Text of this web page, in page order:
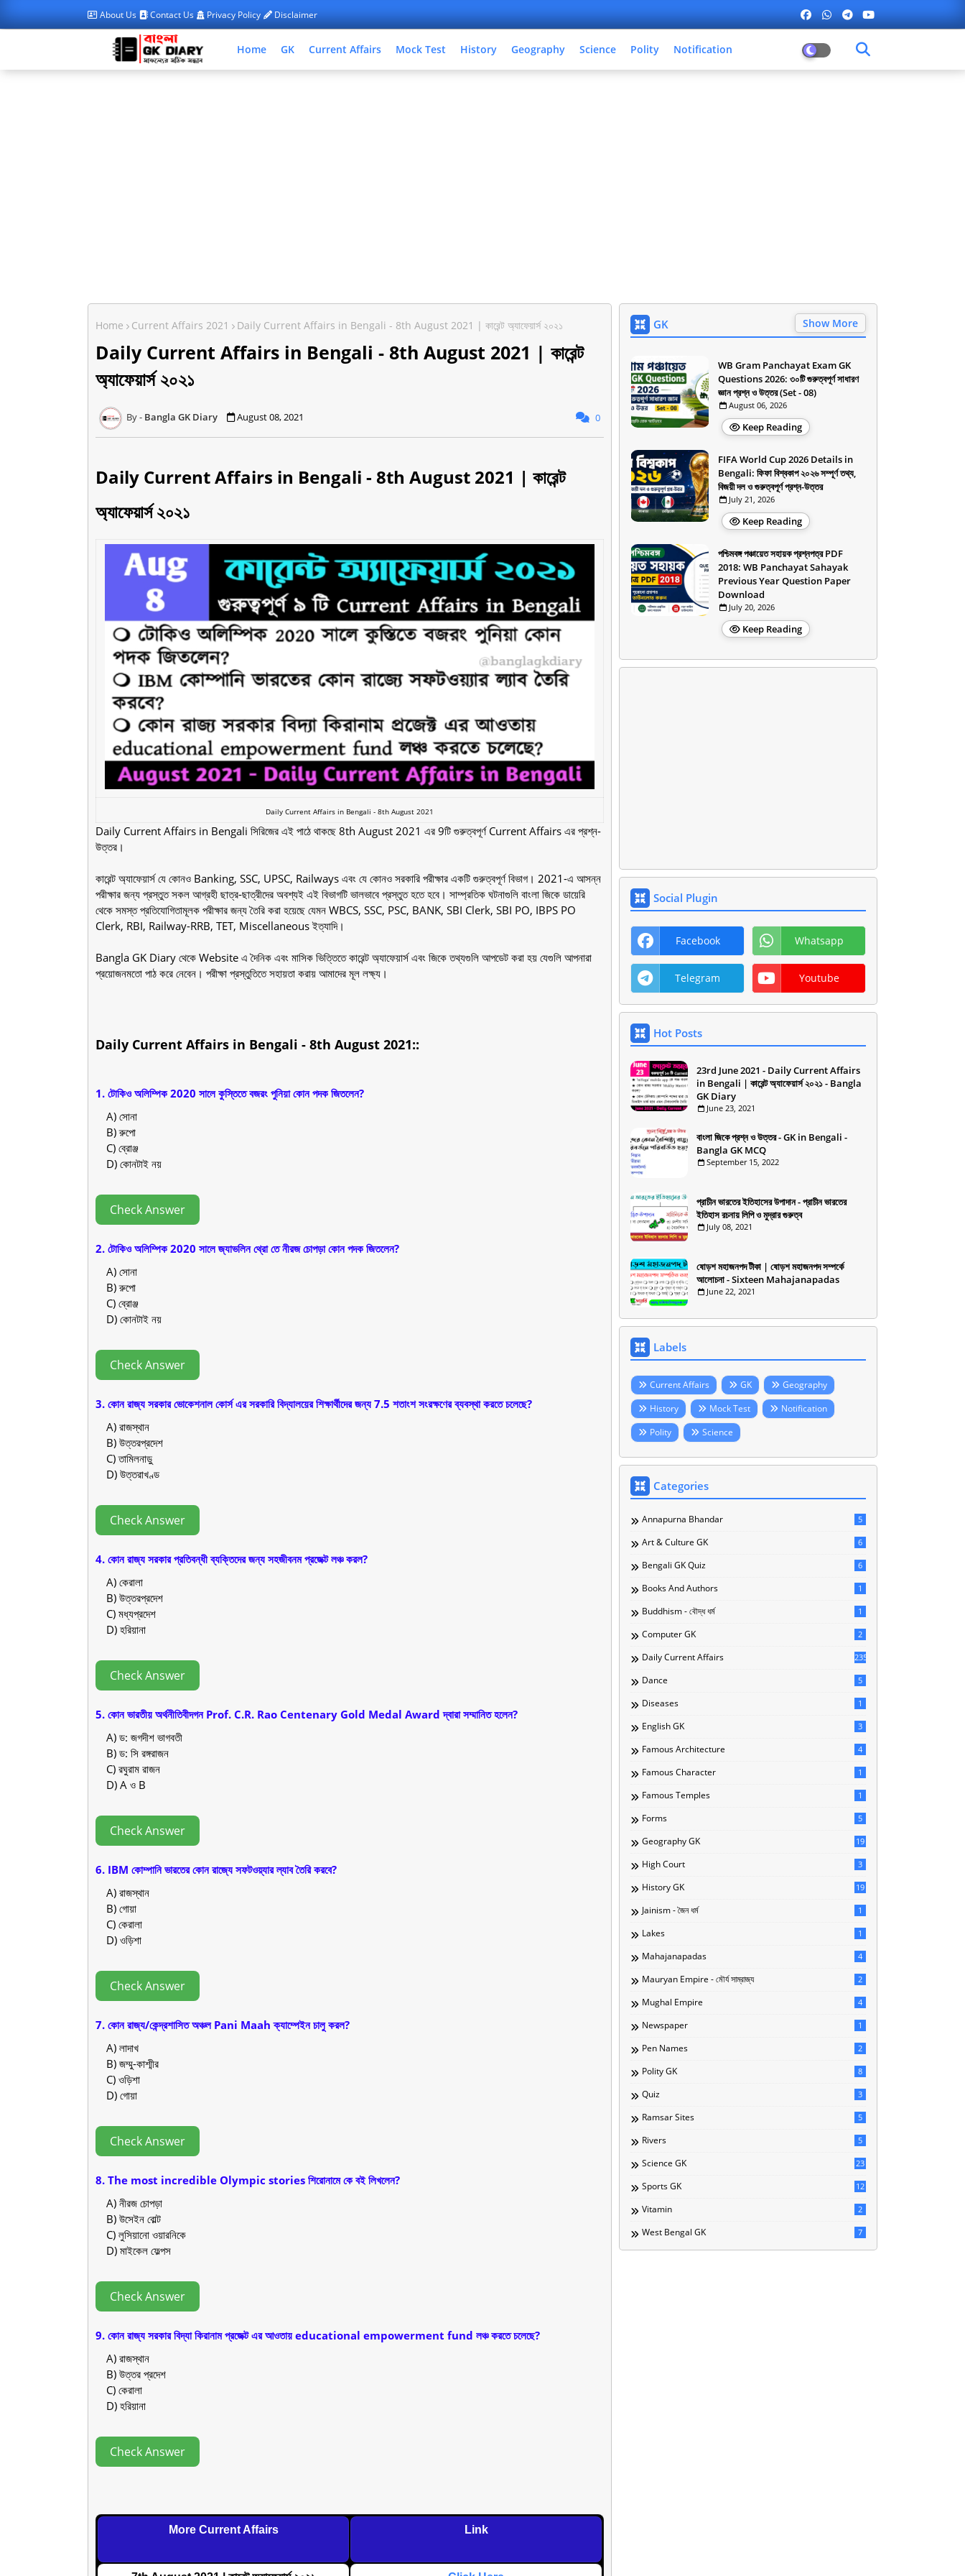
About Us Contact Us Privacy Policy Disclaimer
Home GK Current Affairs Mock Test History Geography Science Polity Notification
Home Current Affairs 2021 Daily Current Affairs in Bengali - 8th August 2021 | কারেন্ট অ্যাফেয়ার্স ২০২১
Daily Current Affairs in Bengali - 8th August 2021 | কারেন্ট
অ্যাফেয়ার্স ২০২১
Bangla GK Diary August 08, 2021 0
Daily Current Affairs in Bengali - 8th August 2021 | কারেন্ট
অ্যাফেয়ার্স ২০২১
Daily Current Affairs in Bengali - 8th August 2021
Daily Current Affairs in Bengali সিরিজের এই পাঠে থাকছে 8th August 2021 এর 9টি গুরুত্বপূর্ণ Current Affairs এর প্রশ্ন-
উত্তর।
কারেন্ট অ্যাফেয়ার্স যে কোনও Banking, SSC, UPSC, Railways এবং যে কোনও সরকারি পরীক্ষার একটি গুরুত্বপূর্ণ বিভাগ। 2021-এ আসন্ন
পরীক্ষার জন্য প্রস্তুত সকল আগ্রহী ছাত্র-ছাত্রীদের অবশ্যই এই বিভাগটি ভালভাবে প্রস্তুত হতে হবে। সাম্প্রতিক ঘটনাগুলি বাংলা জিকে ডায়েরি
থেকে সমস্ত প্রতিযোগিতামূলক পরীক্ষার জন্য তৈরি করা হয়েছে যেমন WBCS, SSC, PSC, BANK, SBI Clerk, SBI PO, IBPS PO
Clerk, RBI, Railway-RRB, TET, Miscellaneous ইত্যাদি।
Bangla GK Diary থেকে Website এ দৈনিক এবং মাসিক ভিত্তিতে কারেন্ট অ্যাফেয়ার্স এবং জিকে তথ্যগুলি আপডেট করা হয় যেগুলি আপনারা
প্রয়োজনমতো পাঠ করে নেবেন। পরীক্ষা প্রস্তুতিতে সহায়তা করায় আমাদের মূল লক্ষ্য।
Daily Current Affairs in Bengali - 8th August 2021::
1. টোকিও অলিম্পিক 2020 সালে কুস্তিতে বজরং পুনিয়া কোন পদক জিতলেন?
A) সোনা
B) রুপো
C) ব্রোঞ্জ
D) কোনটাই নয়
Check Answer
2. টোকিও অলিম্পিক 2020 সালে জ্যাভলিন থ্রো তে নীরজ চোপড়া কোন পদক জিতলেন?
A) সোনা
B) রুপো
C) ব্রোঞ্জ
D) কোনটাই নয়
Check Answer
3. কোন রাজ্য সরকার ভোকেশনাল কোর্স এর সরকারি বিদ্যালয়ের শিক্ষার্থীদের জন্য 7.5 শতাংশ সংরক্ষণের ব্যবস্থা করতে চলেছে?
A) রাজস্থান
B) উত্তরপ্রদেশ
C) তামিলনাড়ু
D) উত্তরাখণ্ড
Check Answer
4. কোন রাজ্য সরকার প্রতিবন্ধী ব্যক্তিদের জন্য সহজীবনম প্রজেক্ট লঞ্চ করল?
A) কেরালা
B) উত্তরপ্রদেশ
C) মধ্যপ্রদেশ
D) হরিয়ানা
Check Answer
5. কোন ভারতীয় অর্থনীতিবীদগন Prof. C.R. Rao Centenary Gold Medal Award দ্বারা সম্মানিত হলেন?
A) ড: জগদীশ ভাগবতী
B) ড: সি রঙ্গরাজন
C) রঘুরাম রাজন
D) A ও B
Check Answer
6. IBM কোম্পানি ভারতের কোন রাজ্যে সফটওয়্যার ল্যাব তৈরি করবে?
A) রাজস্থান
B) গোয়া
C) কেরালা
D) ওড়িশা
Check Answer
7. কোন রাজ্য/কেন্দ্রশাসিত অঞ্চল Pani Maah ক্যাম্পেইন চালু করল?
A) লাদাখ
B) জম্মু-কাশ্মীর
C) ওড়িশা
D) গোয়া
Check Answer
8. The most incredible Olympic stories শিরোনামে কে বই লিখলেন?
A) নীরজ চোপড়া
B) উসেইন বোল্ট
C) লুসিয়ানো ওয়ারনিকে
D) মাইকেল ফেল্পস
Check Answer
9. কোন রাজ্য সরকার বিদ্যা কিরানাম প্রজেক্ট এর আওতায় educational empowerment fund লঞ্চ করতে চলেছে?
A) রাজস্থান
B) উত্তর প্রদেশ
C) কেরালা
D) হরিয়ানা
Check Answer
More Current Affairs Link
GK Show More
WB Gram Panchayat Exam GK
Questions 2026: ৩০টি গুরুত্বপূর্ণ সাধারণ
জ্ঞান প্রশ্ন ও উত্তর (Set - 08)
August 06, 2026
Keep Reading
FIFA World Cup 2026 Details in
Bengali: ফিফা বিশ্বকাপ ২০২৬ সম্পূর্ণ তথ্য,
বিজয়ী দল ও গুরুত্বপূর্ণ প্রশ্ন-উত্তর
July 21, 2026
Keep Reading
পশ্চিমবঙ্গ পঞ্চায়েত সহায়ক প্রশ্নপত্র PDF
2018: WB Panchayat Sahayak
Previous Year Question Paper
Download
July 20, 2026
Keep Reading
Social Plugin
Facebook Whatsapp
Telegram Youtube
Hot Posts
23rd June 2021 - Daily Current Affairs
in Bengali | কারেন্ট অ্যাফেয়ার্স ২০২১ - Bangla
GK Diary
June 23, 2021
বাংলা জিকে প্রশ্ন ও উত্তর - GK in Bengali -
Bangla GK MCQ
September 15, 2022
প্রাচীন ভারতের ইতিহাসের উপাদান - প্রাচীন ভারতের
ইতিহাস রচনায় লিপি ও মুদ্রার গুরুত্ব
July 08, 2021
ষোড়শ মহাজনপদ টীকা | ষোড়শ মহাজনপদ সম্পর্কে
আলোচনা - Sixteen Mahajanapadas
June 22, 2021
Labels
Current Affairs GK
Geography
History
Mock Test
Notification
Polity
Science
Categories
Annapurna Bhandar 5
Art & Culture GK 6
Bengali GK Quiz 6
Books And Authors 1
Buddhism - বৌদ্ধ ধর্ম 1
Computer GK 2
Daily Current Affairs 235
Dance 5
Diseases 1
English GK 3
Famous Architecture 4
Famous Character 1
Famous Temples 1
Forms 5
Geography GK 19
High Court 3
History GK 19
Jainism - জৈন ধর্ম 1
Lakes 1
Mahajanapadas 4
Mauryan Empire - মৌর্য সাম্রাজ্য 2
Mughal Empire 4
Newspaper 1
Pen Names 2
Polity GK 8
Quiz 3
Ramsar Sites 5
Rivers 5
Science GK 23
Sports GK 12
Vitamin 2
West Bengal GK 7